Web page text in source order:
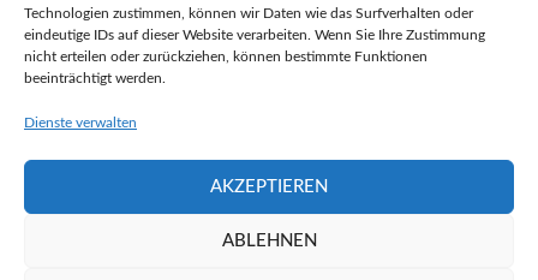
Technologien zustimmen, können wir Daten wie das Surfverhalten oder
eindeutige IDs auf dieser Website verarbeiten. Wenn Sie Ihre Zustimmung
nicht erteilen oder zurückziehen, können bestimmte Funktionen
beeinträchtigt werden.
Dienste verwalten
AKZEPTIEREN
ABLEHNEN
Kultur
Tickets
Unterwegs